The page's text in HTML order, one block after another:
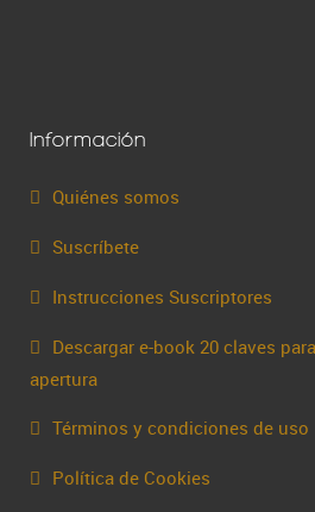
Información
Quiénes somos
Suscríbete
Instrucciones Suscriptores
Descargar e-book 20 claves
apertura
Términos y condiciones de uso
Política de Cookies